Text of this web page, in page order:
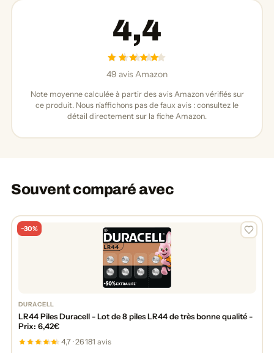
4,4
49 avis Amazon
Note moyenne calculée à partir des avis Amazon vérifiés sur
ce produit. Nous n'affichons pas de faux avis : consultez le
détail directement sur la fiche Amazon.
Souvent comparé avec
−30%
DURACELL
LR44 Piles Duracell - Lot de 8 piles LR44 de très bonne qualité -
Prix: 6,42€
4,7 · 26 181 avis